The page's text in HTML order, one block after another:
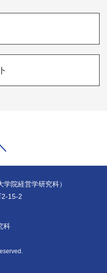
院経営学研究科）
2-15-2
科